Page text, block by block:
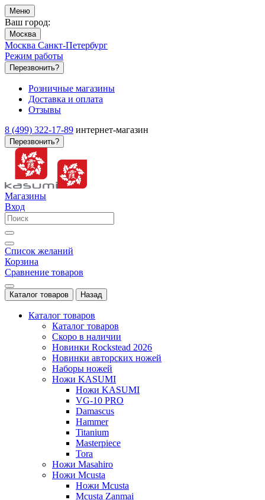
Меню
Ваш город:
Москва
Москва Санкт-Петербург
Режим работы
Перезвонить?
Розничные магазины
Доставка и оплата
Отзывы
8 (499) 322-17-89 интернет-магазин
Перезвонить?
Магазины
Вход
Список желаний
Корзина
Сравнение товаров
Каталог товаров Назад
Каталог товаров
Каталог товаров
Скоро в наличии
Новинки Rockstead 2026
Новинки авторских ножей
Наборы ножей
Ножи KASUMI
Ножи KASUMI
VG-10 PRO
Damascus
Hammer
Titanium
Masterpiece
Tora
Ножи Masahiro
Ножи Mcusta
Ножи Mcusta
Mcusta Zanmai